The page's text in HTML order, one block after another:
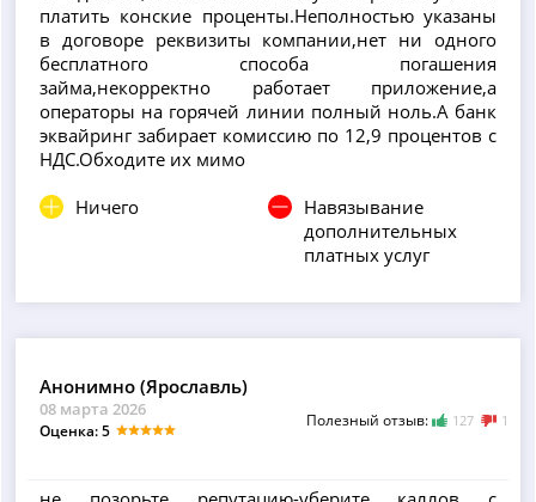
платить конские проценты.Неполностью указаны
в договоре реквизиты компании,нет ни одного
бесплатного способа погашения
займа,некорректно работает приложение,а
операторы на горячей линии полный ноль.А банк
эквайринг забирает комиссию по 12,9 процентов с
НДС.Обходите их мимо
Ничего
Навязывание
дополнительных
платных услуг
Анонимно (Ярославль)
08 марта 2026
Оценка: 5 Полезный отзыв: 127 1